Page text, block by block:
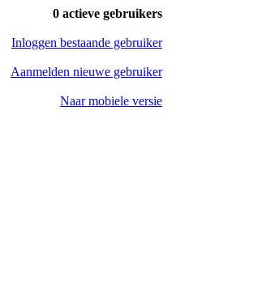
0 actieve gebruikers
Inloggen bestaande gebruiker
Aanmelden nieuwe gebruiker
Naar mobiele versie